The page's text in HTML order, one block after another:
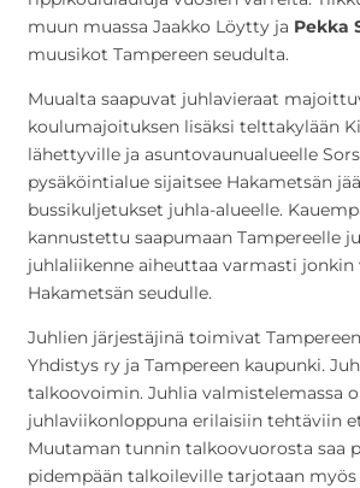
muun muassa Jaakko Löytty ja Pekka
muusikot Tampereen seudulta.
Muualta saapuvat juhlavieraat
koulumajoituksen lisäksi telttakylään
lähettyville ja asuntovaunualueelle
pysäköintialue sijaitsee Hakametsän
bussikuljetukset juhla-alueelle.
kannustettu saapumaan Tampereelle
juhlaliikenne aiheuttaa varmasti jonkin
Hakametsän seudulle.
Juhlien järjestäjinä toimivat
Yhdistys ry ja Tampereen kaupunki.
talkoovoimin. Juhlia valmistelemassa
juhlaviikonloppuna erilaisiin tehtäviin
Muutaman tunnin talkoovuorosta saa
pidempään talkoileville tarjotaan